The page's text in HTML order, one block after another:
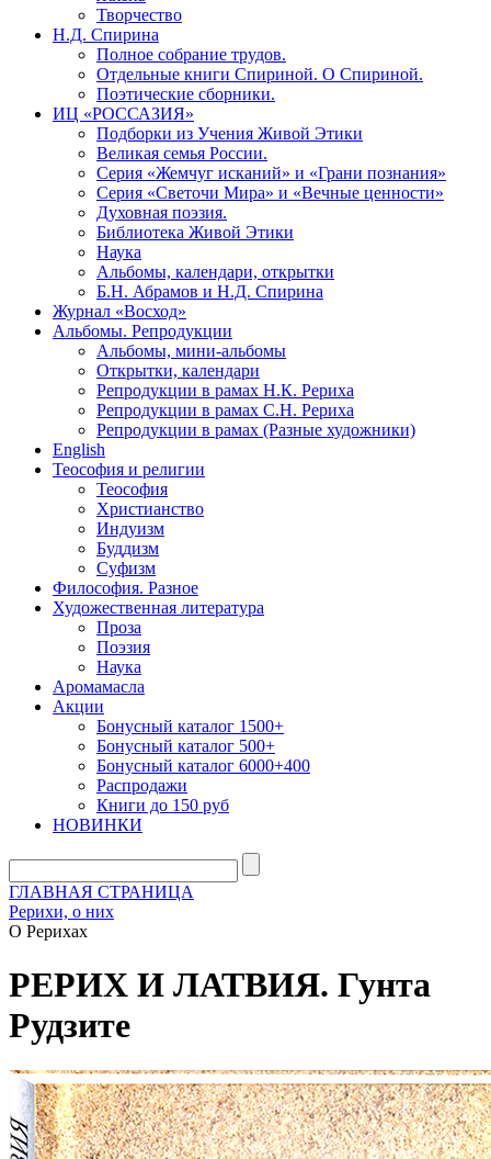
Творчество
Н.Д. Спирина
Полное собрание трудов.
Отдельные книги Спириной. О Спириной.
Поэтические сборники.
ИЦ «РОССАЗИЯ»
Подборки из Учения Живой Этики
Великая семья России.
Серия «Жемчуг исканий» и «Грани познания»
Серия «Светочи Мира» и «Вечные ценности»
Духовная поэзия.
Библиотека Живой Этики
Наука
Альбомы, календари, открытки
Б.Н. Абрамов и Н.Д. Спирина
Журнал «Восход»
Альбомы. Репродукции
Альбомы, мини-альбомы
Открытки, календари
Репродукции в рамах Н.К. Рериха
Репродукции в рамах С.Н. Рериха
Репродукции в рамах (Разные художники)
English
Теософия и религии
Теософия
Христианство
Индуизм
Буддизм
Суфизм
Философия. Разное
Художественная литература
Проза
Поэзия
Наука
Аромамасла
Акции
Бонусный каталог 1500+
Бонусный каталог 500+
Бонусный каталог 6000+400
Распродажи
Книги до 150 руб
НОВИНКИ
ГЛАВНАЯ СТРАНИЦА
Рерихи, о них
О Рерихах
РЕРИХ И ЛАТВИЯ. Гунта
Рудзите